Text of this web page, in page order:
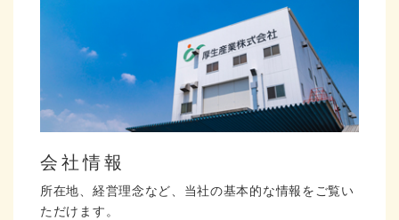
会社情報
所在地、経営理念など、当社の基本的な情報をご覧い
ただけます。